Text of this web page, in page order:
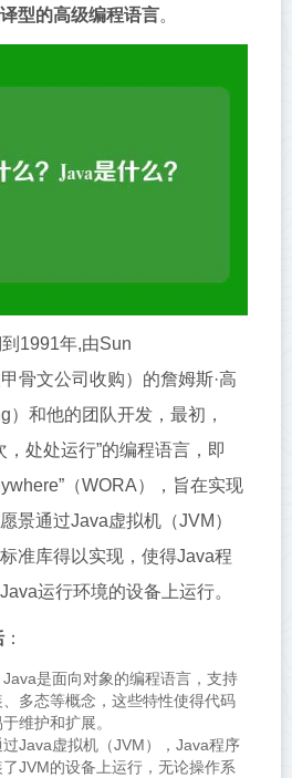
型的高级编程语言。
1991年,由Sun
骨文公司收购）的詹姆斯·高
）和他的团队开发，最初，
，处处运行”的编程语言，即
（WORA），旨在实现
景通过Java虚拟机（JVM）
准库得以实现，使得Java程
运行环境的设备上运行。
：
Java是面向对象的编程语言，支持
多态等概念，这些特性使得代码
维护和扩展。
过Java虚拟机（JVM），Java程序
JVM的设备上运行，无论操作系